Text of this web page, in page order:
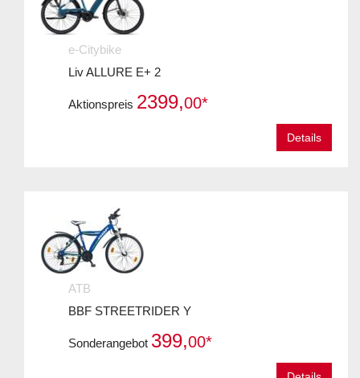
e-Citybike
Liv ALLURE E+ 2
Aktionspreis 2399,00*
Details
ATB
BBF STREETRIDER Y
Sonderangebot 399,00*